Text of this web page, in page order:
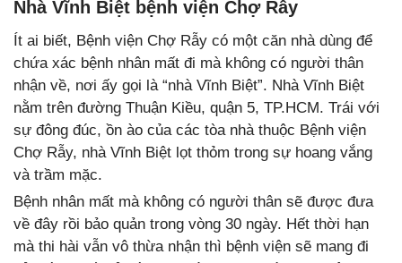
Nhà Vĩnh Biệt bệnh viện Chợ Rẫy
Ít ai biết, Bệnh viện Chợ Rẫy có một căn nhà dùng để
chứa xác bệnh nhân mất đi mà không có người thân
nhận về, nơi ấy gọi là “nhà Vĩnh Biệt”. Nhà Vĩnh Biệt
nằm trên đường Thuận Kiều, quận 5, TP.HCM. Trái với
sự đông đúc, ồn ào của các tòa nhà thuộc Bệnh viện
Chợ Rẫy, nhà Vĩnh Biệt lọt thỏm trong sự hoang vắng
và trầm mặc.
Bệnh nhân mất mà không có người thân sẽ được đưa
về đây rồi bảo quản trong vòng 30 ngày. Hết thời hạn
mà thi hài vẫn vô thừa nhận thì bệnh viện sẽ mang đi